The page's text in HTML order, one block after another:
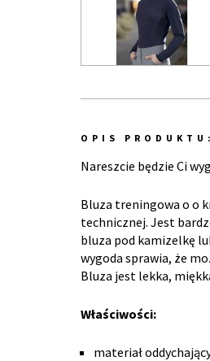
OPIS PRODUKTU:
Nareszcie będzie Ci
Bluza treningowa o o
technicznej. Jest
bluza pod kamizelkę
wygoda sprawia, że
Bluza jest lekka,
Właściwości:
materiał